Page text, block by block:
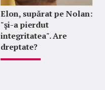
Elon, supărat pe Nolan:
"şi-a pierdut
integritatea". Are
dreptate?